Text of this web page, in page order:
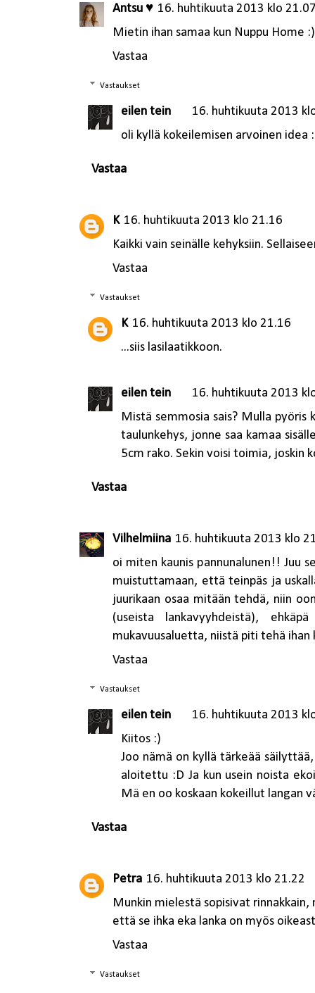
Antsu ♥ 16. huhtikuuta 2013 klo
Mietin ihan samaa kun Nuppu Home :)
Vastaa
Vastaukset
eilen tein
16. huhtikuuta 2013
oli kyllä kokeilemisen arvoinen idea
Vastaa
K 16. huhtikuuta 2013 klo 21.16
Kaikki vain seinälle kehyksiin.
Vastaa
Vastaukset
K 16. huhtikuuta 2013 klo 21.16
...siis lasilaatikkoon.
eilen tein
16. huhtikuuta 2013
Mistä semmosia sais? Mulla pyöris
taulunkehys, jonne saa kamaa
5cm rako. Sekin voisi toimia, joskin
Vastaa
Vilhelmiina 16. huhtikuuta 2013 klo
oi miten kaunis pannunalunen!! Juu
muistuttamaan, että teinpäs ja
juurikaan osaa mitään tehdä, niin
(useista lankavyyhdeistä),
mukavuusaluetta, niistä piti tehä
Vastaa
Vastaukset
eilen tein
16. huhtikuuta 2013
Kiitos :)
Joo nämä on kyllä tärkeää
aloitettu :D Ja kun usein noista
Mä en oo koskaan kokeillut langan
Vastaa
Petra 16. huhtikuuta 2013 klo 21.22
Munkin mielestä sopisivat
että se ihka eka lanka on myös
Vastaa
Vastaukset